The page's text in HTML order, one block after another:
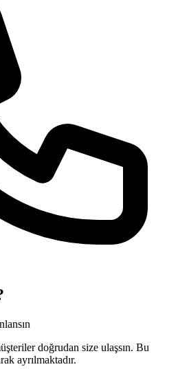
doğrudan size ulaşsın. Bu
ayrılmaktadır.